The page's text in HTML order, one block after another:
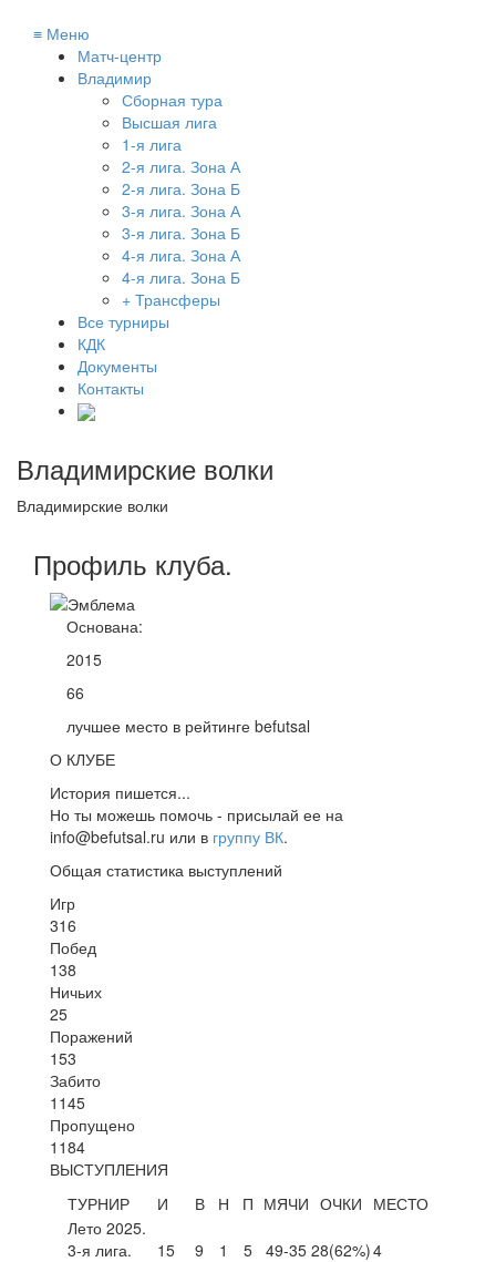
≡ Меню
Матч-центр
Владимир
Сборная тура
Высшая лига
1-я лига
2-я лига. Зона А
2-я лига. Зона Б
3-я лига. Зона А
3-я лига. Зона Б
4-я лига. Зона А
4-я лига. Зона Б
+ Трансферы
Все турниры
КДК
Документы
Контакты
Владимирские волки
Владимирские волки
Профиль клуба.
Основана:
2015
66
лучшее место в рейтинге befutsal
О КЛУБЕ
История пишется...
Но ты можешь помочь - присылай ее на
info@befutsal.ru или в группу ВК.
Общая статистика выступлений
Игр
316
Побед
138
Ничьих
25
Поражений
153
Забито
1145
Пропущено
1184
ВЫСТУПЛЕНИЯ
ТУРНИР
И В Н П МЯЧИ ОЧКИ МЕСТО
Лето 2025.
3-я лига.
15 9 1 5 49-35 28(62%)4